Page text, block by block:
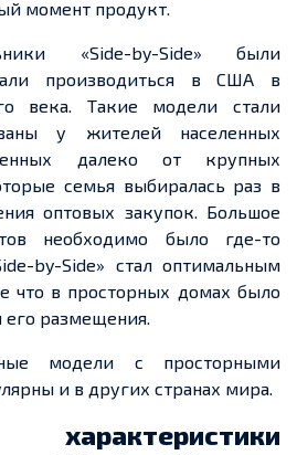
момент продукт.
«Side-by-Side» были
производиться в США в
века. Такие модели стали
у жителей населенных
далеко от крупных
семья выбиралась раз в
оптовых закупок. Большое
необходимо было где-то
by-Side» стал оптимальным
что в просторных домах было
его размещения.
модели с просторными
и в других странах мира.